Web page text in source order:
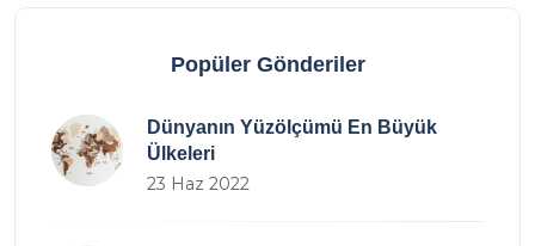
Popüler Gönderiler
Dünyanın Yüzölçümü En Büyük
Ülkeleri
23 Haz 2022